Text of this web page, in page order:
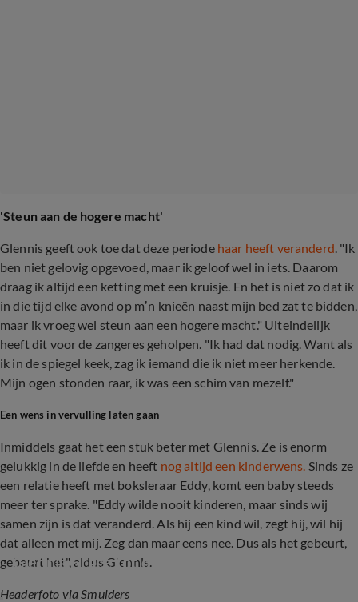
'Steun aan de hogere macht'
Glennis geeft ook toe dat deze periodehaar heeft veranderd. "Ik
ben niet gelovig opgevoed, maar ik geloof wel in iets. Daarom
draag ik altijd een ketting met een kruisje. En het is niet zo dat ik
in die tijd elke avond op m’n knieën naast mijn bed zat te bidden,
maar ik vroeg wel steun aan een hogere macht." Uiteindelijk
heeft dit voor de zangeres geholpen. "Ik had dat nodig. Want als
ik in de spiegel keek, zag ik iemand die ik niet meer herkende.
Mijn ogen stonden raar, ik was een schim van mezelf."
Een wens in vervulling laten gaan
Inmiddels gaat het een stuk beter met Glennis. Ze is enorm
gelukkig in de liefde en heeft nog altijd een kinderwens. Sinds ze
een relatie heeft met boksleraar Eddy, komt een baby steeds
meer ter sprake. "Eddy wilde nooit kinderen, maar sinds wij
samen zijn is dat veranderd. Als hij een kind wil, zegt hij, wil hij
dat alleen met mij. Zeg dan maar eens nee. Dus als het gebeurt,
gebeurt het", aldus Glennis.
Glennis Grace tot over haar oren verliefd
Headerfoto via Smulders